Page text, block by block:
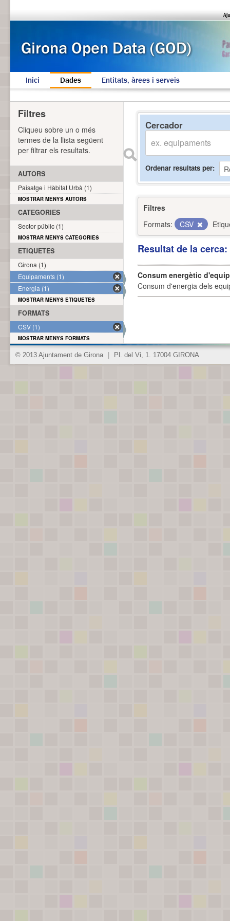
Inici Dades Entitats, àrees i serveis
Cercador
Ordenar resultats per
Filtres
Formats:
CSV
Resultat de la
Consum energètic
Consum d'energia dels
Filtres
Cliqueu sobre un o més
termes de la llista següent
per filtrar els resultats.
AUTORS
Paisatge i Hàbitat Urbà (1)
MOSTRAR MENYS AUTORS
CATEGORIES
Sector públic (1)
MOSTRAR MENYS CATEGORIES
ETIQUETES
Girona (1)
Equipaments (1)
Energia (1)
MOSTRAR MENYS ETIQUETES
FORMATS
CSV (1)
MOSTRAR MENYS FORMATS
© 2013 Ajuntament de Girona Pl. del Vi, 1. 17004 GIRONA